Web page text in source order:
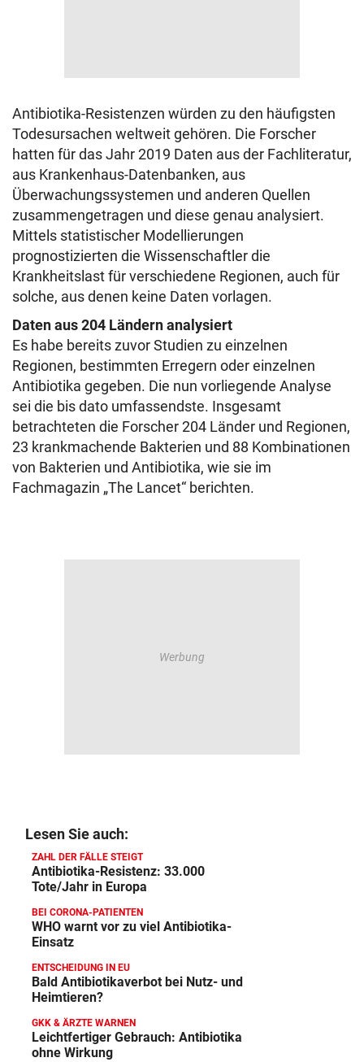
Antibiotika-Resistenzen würden zu den häufigsten
Todesursachen weltweit gehören. Die Forscher
hatten für das Jahr 2019 Daten aus der Fachliteratur,
aus Krankenhaus-Datenbanken, aus
Überwachungssystemen und anderen Quellen
zusammengetragen und diese genau analysiert.
Mittels statistischer Modellierungen
prognostizierten die Wissenschaftler die
Krankheitslast für verschiedene Regionen, auch für
solche, aus denen keine Daten vorlagen.
Daten aus 204 Ländern analysiert
Es habe bereits zuvor Studien zu einzelnen
Regionen, bestimmten Erregern oder einzelnen
Antibiotika gegeben. Die nun vorliegende Analyse
sei die bis dato umfassendste. Insgesamt
betrachteten die Forscher 204 Länder und Regionen,
23 krankmachende Bakterien und 88 Kombinationen
von Bakterien und Antibiotika, wie sie im
Fachmagazin „The Lancet“ berichten.
Lesen Sie auch:
ZAHL DER FÄLLE STEIGT
Antibiotika-Resistenz: 33.000
Tote/Jahr in Europa
BEI CORONA-PATIENTEN
WHO warnt vor zu viel Antibiotika-
Einsatz
ENTSCHEIDUNG IN EU
Bald Antibiotikaverbot bei Nutz- und
Heimtieren?
GKK & ÄRZTE WARNEN
Leichtfertiger Gebrauch: Antibiotika
ohne Wirkung